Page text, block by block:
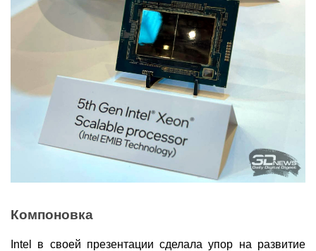
Компоновка
Intel в своей презентации сделала упор на развитие